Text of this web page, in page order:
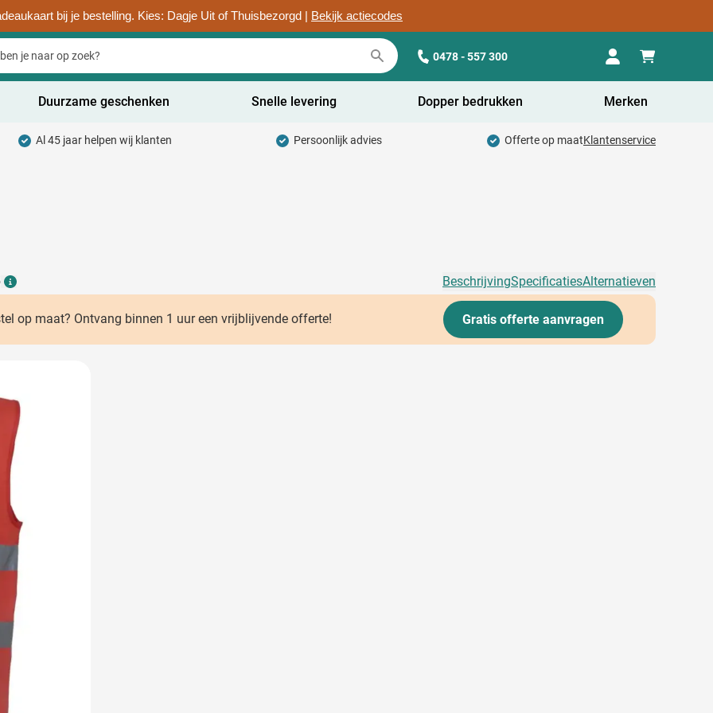
bij je bestelling. Kies: Dagje Uit of Thuisbezorgd | Bekijk actiecodes
0478 - 557 300
categorie
& Weggevers categorie
categorie
categorie
categorie
& Keuken categorie
& Veiligheid categorie
& Vrije tijd categorie
& Kids categorie
categorie
& thema's categorie
Duurzame geschenken Snelle levering Dopper bedrukken Merken
Al 45 jaar helpen wij klanten Persoonlijk advies Offerte op maatKlantenservice
Details
BeschrijvingSpecificatiesAlternatieven
op maat? Ontvang binnen 1 uur een vrijblijvende offerte! Gratis offerte aanvragen